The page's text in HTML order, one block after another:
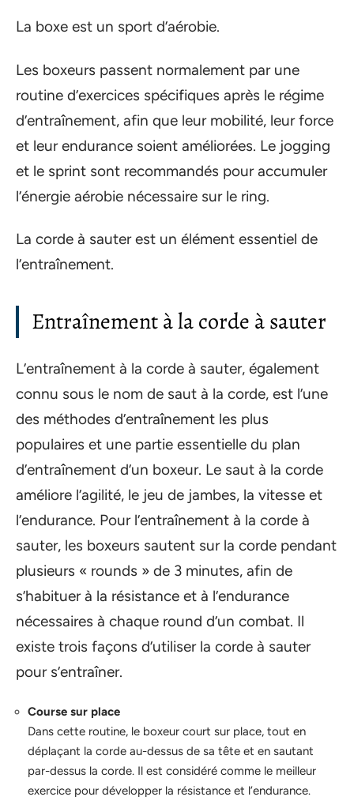
La boxe est un sport d’aérobie.
Les boxeurs passent normalement par une
routine d’exercices spécifiques après le régime
d’entraînement, afin que leur mobilité, leur force
et leur endurance soient améliorées. Le jogging
et le sprint sont recommandés pour accumuler
l’énergie aérobie nécessaire sur le ring.
La corde à sauter est un élément essentiel de
l’entraînement.
Entraînement à la corde à sauter
L’entraînement à la corde à sauter, également
connu sous le nom de saut à la corde, est l’une
des méthodes d’entraînement les plus
populaires et une partie essentielle du plan
d’entraînement d’un boxeur. Le saut à la corde
améliore l’agilité, le jeu de jambes, la vitesse et
l’endurance. Pour l’entraînement à la corde à
sauter, les boxeurs sautent sur la corde pendant
plusieurs « rounds » de 3 minutes, afin de
s’habituer à la résistance et à l’endurance
nécessaires à chaque round d’un combat. Il
existe trois façons d’utiliser la corde à sauter
pour s’entraîner.
Course sur place
Dans cette routine, le boxeur court sur place, tout en
déplaçant la corde au-dessus de sa tête et en sautant
par-dessus la corde. Il est considéré comme le meilleur
exercice pour développer la résistance et l’endurance.